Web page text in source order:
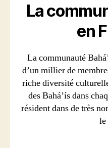
La
en
La communauté
d’un millier de
riche diversité
des Bahá’ís dans
résident dans de très
le